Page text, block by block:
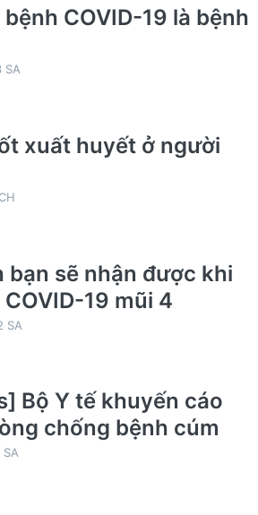
COVID-19 là bệnh
SA
xuất huyết ở người
bạn sẽ nhận được khi
19 mũi 4
SA
Bộ Y tế khuyến cáo
chống bệnh cúm
SA